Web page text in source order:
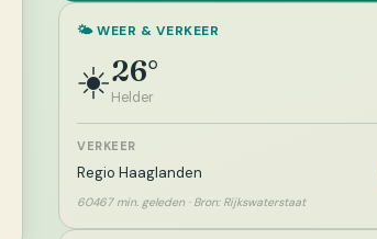
🌤️ WEER & VERKEER
☀️26°
Helder
VERKEER
Regio Haaglanden
60467 min. geleden · Bron: Rijkswaterstaat